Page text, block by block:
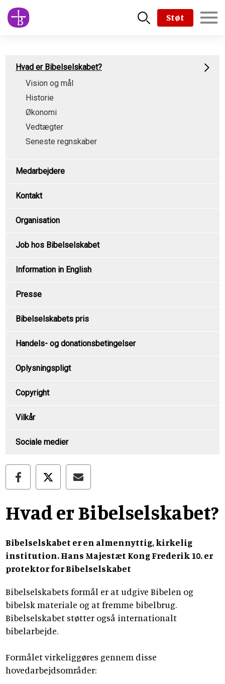
Skip
to
Støt
Subpage
content
type
menu
Hvad er Bibelselskabet?
Vision og mål
Historie
Økonomi
Vedtægter
Seneste regnskaber
Medarbejdere
Kontakt
Organisation
Job hos Bibelselskabet
Information in English
Presse
Bibelselskabets pris
Handels- og donationsbetingelser
Oplysningspligt
Copyright
Vilkår
Sociale medier
Hvad er Bibelselskabet?
Bibelselskabet er en almennyttig, kirkelig
institution. Hans Majestæt Kong Frederik 10. er
protektor for Bibelselskabet
Bibelselskabets formål er at udgive Bibelen og
bibelsk materiale og at fremme bibelbrug.
Bibelselskabet støtter også internationalt
bibelarbejde.
Formålet virkeliggøres gennem disse
hovedarbejdsområder: